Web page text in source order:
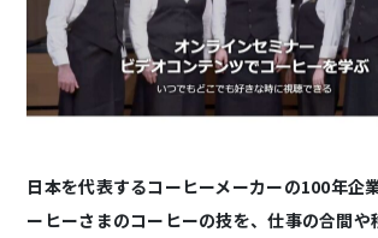
日本を代表するコーヒーメーカーの100年企
ーヒーさまのコーヒーの技を、仕事の合間や